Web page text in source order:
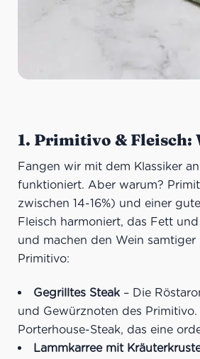
1. Primitivo & Fleisch:
Fangen wir mit dem Klassiker
funktioniert. Aber warum?
zwischen 14-16%) und einer
Fleisch harmoniert, das Fett
und machen den Wein
Primitivo:
Gegrilltes Steak – Die
und Gewürznoten des
Porterhouse-Steak, das eine
Lammkarree mit